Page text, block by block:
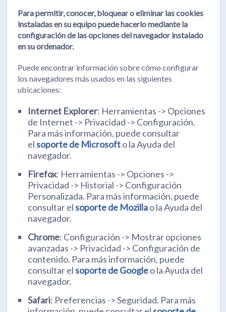
Para permitir, conocer, bloquear o eliminar las cookies
instaladas en su equipo puede hacerlo mediante la
configuración de las opciones del navegador instalado
en su ordenador.
Puede encontrar información sobre cómo configurar
los navegadores más usados en las siguientes
ubicaciones:
Internet Explorer: Herramientas -> Opciones
de Internet -> Privacidad -> Configuración.
Para más información, puede consultar
elsoporte de Microsofto la Ayuda del
navegador.
Firefox: Herramientas -> Opciones ->
Privacidad -> Historial -> Configuración
Personalizada. Para más información, puede
consultar elsoporte de Mozillao la Ayuda del
navegador.
Chrome: Configuración -> Mostrar opciones
avanzadas -> Privacidad -> Configuración de
contenido. Para más información, puede
consultar elsoporte de Googleo la Ayuda del
navegador.
Safari: Preferencias -> Seguridad. Para más